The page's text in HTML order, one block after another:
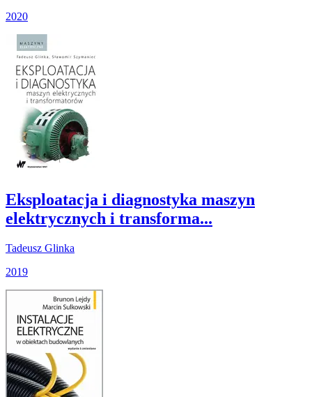
2020
Eksploatacja i diagnostyka maszyn
elektrycznych i transforma...
Tadeusz Glinka
2019